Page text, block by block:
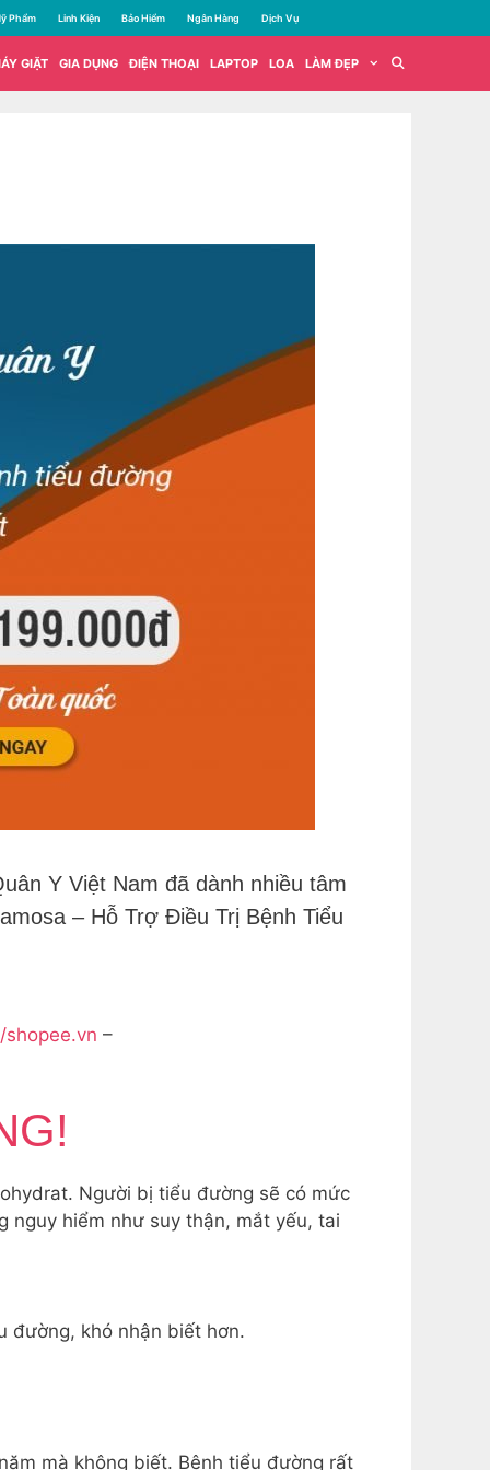
Phẩm Linh Kiện Bảo Hiểm Ngân Hàng Dịch Vụ
GIẶT GIA DỤNG ĐIỆN THOẠI LAPTOP LOA LÀM ĐẸP
Y Việt Nam đã dành nhiều tâm
– Hỗ Trợ Điều Trị Bệnh Tiểu
–
Người bị tiểu đường sẽ có mức
nguy hiểm như suy thận, mắt yếu, tai
đường, khó nhận biết hơn.
mà không biết. Bệnh tiểu đường rất